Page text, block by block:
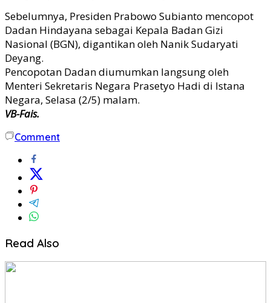
Sebelumnya, Presiden Prabowo Subianto mencopot
Dadan Hindayana sebagai Kepala Badan Gizi
Nasional (BGN), digantikan oleh Nanik Sudaryati
Deyang.
Pencopotan Dadan diumumkan langsung oleh
Menteri Sekretaris Negara Prasetyo Hadi di Istana
Negara, Selasa (2/5) malam.
VB-Fais.
Comment
Read Also